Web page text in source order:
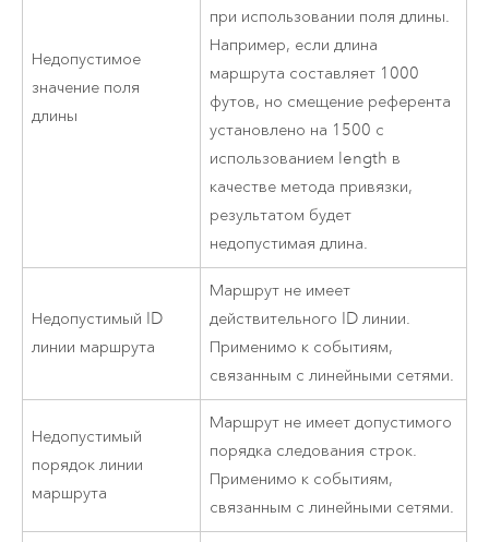
Недопустимое
значение поля
длины
при использовании поля длины.
Например, если длина
маршрута составляет 1000
футов, но смещение референта
установлено на 1500 с
использованием length в
качестве метода привязки,
результатом будет
недопустимая длина.
Недопустимый ID
линии маршрута
Маршрут не имеет
действительного ID линии.
Применимо к событиям,
связанным с линейными сетями.
Недопустимый
порядок линии
маршрута
Маршрут не имеет допустимого
порядка следования строк.
Применимо к событиям,
связанным с линейными сетями.